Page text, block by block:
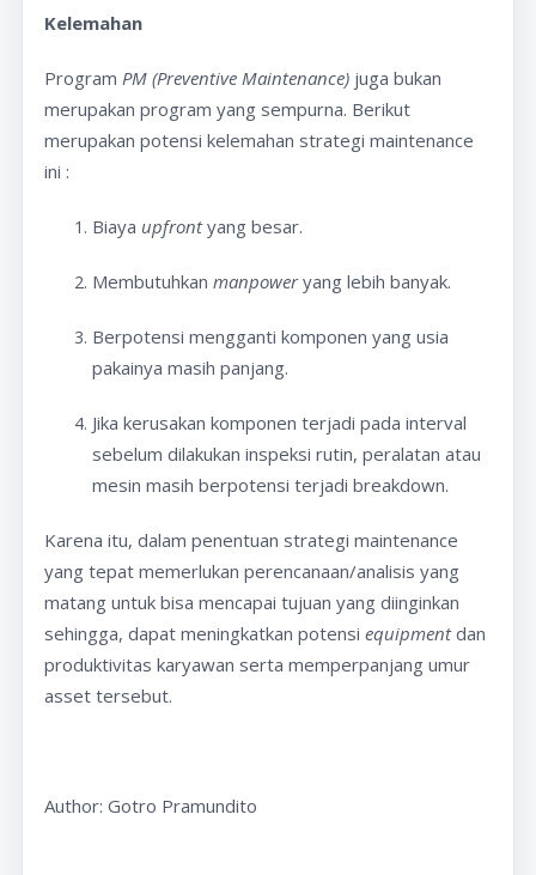
Kelemahan
Program PM (Preventive Maintenance) juga bukan
merupakan program yang sempurna. Berikut
merupakan potensi kelemahan strategi maintenance
ini :
Biaya upfrontyang besar.
Membutuhkan manpoweryang lebih banyak.
Berpotensi mengganti komponen yang usia
pakainya masih panjang.
Jika kerusakan komponen terjadi pada interval
sebelum dilakukan inspeksi rutin, peralatan atau
mesin masih berpotensi terjadi breakdown.
Karena itu, dalam penentuan strategi maintenance
yang tepat memerlukan perencanaan/analisis yang
matang untuk bisa mencapai tujuan yang diinginkan
sehingga, dapat meningkatkan potensi equipmentdan
produktivitas karyawan serta memperpanjang umur
asset tersebut.
Author: Gotro Pramundito